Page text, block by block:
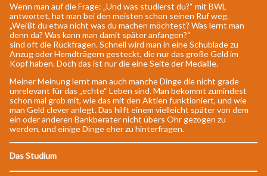
Wenn man auf die Frage: „Und was studierst du?“ mit BWL
antwortet, hat man bei den meisten schon seinen Ruf weg.
„Weißt du etwa nicht was du machen möchtest? Was lernt man
denn da? Was kann man damit später anfangen?“
sind oft die Rückfragen. Schnell wird man in eine Schublade zu
Anzug oder Hemdträgern gesteckt, die nur das große Geld im
Kopf haben. Doch das ist nur die eine Seite der Medaille.
Meiner Meinung lernt man auch manche Dinge die nicht grade
unrelevant für das „echte“ Leben sind. Man bekommt zumindest
schon mal grob mit, wie das mit den Aktien funktioniert, und wie
man Geld clever anlegt. Das hilft einem vielleicht später von dem
ein oder anderen Bankberater nicht übers Ohr gezogen zu
werden, und einige Dinge eher zu hinterfragen.
Das Studium